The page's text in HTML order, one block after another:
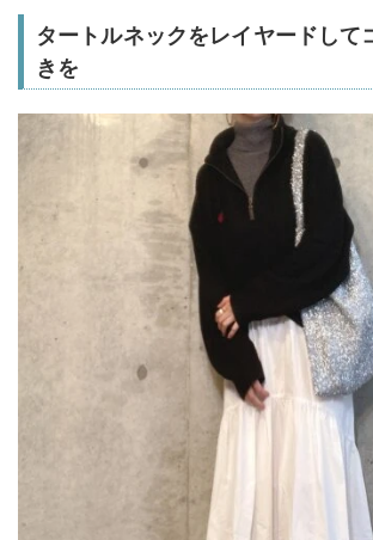
タートルネックをレイヤードして
きを